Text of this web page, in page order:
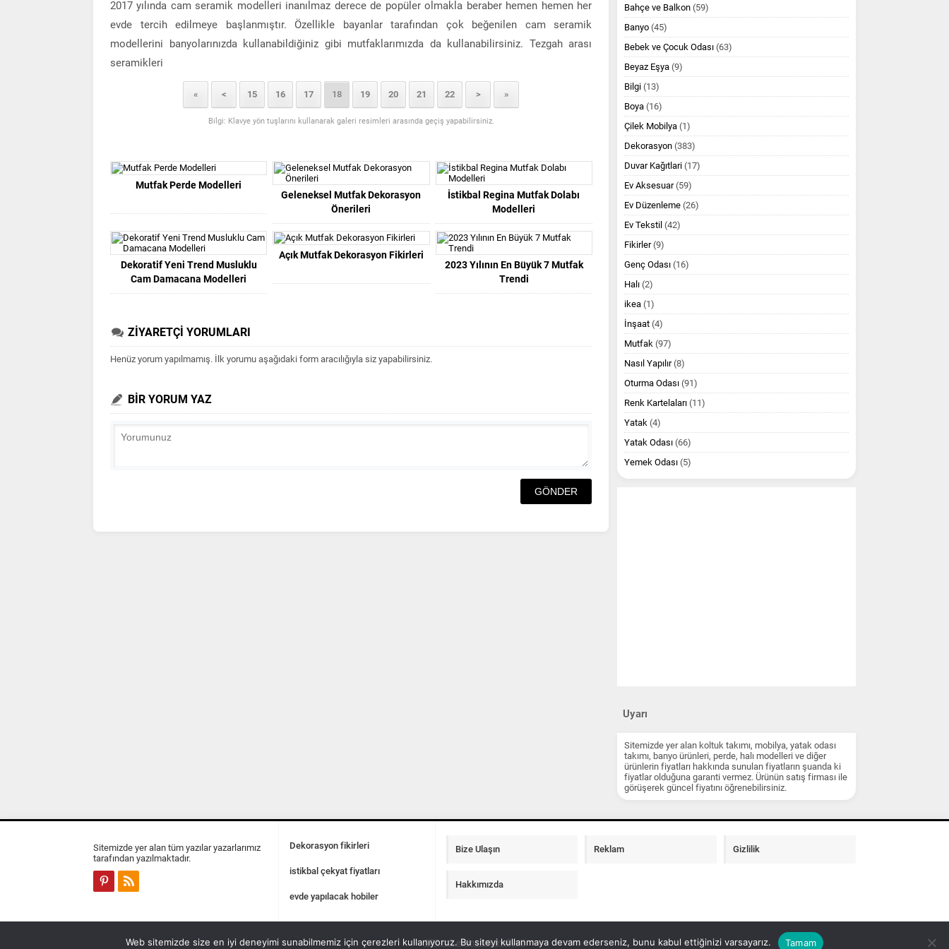
2017 yılında cam seramik modelleri inanılmaz derece de popüler olmakla beraber hemen hemen her
evde tercih edilmeye başlanmıştır. Özellikle bayanlar tarafından çok beğenilen cam seramik
modellerini banyolarınızda kullanabildiğiniz gibi mutfaklarımızda da kullanabilirsiniz. Tezgah arası
seramikleri
« < 15 16 17 18 19 20 21 22 > »
Bilgi: Klavye yön tuşlarını kullanarak galeri resimleri arasında geçiş yapabilirsiniz.
Mutfak Perde Modelleri
Geleneksel Mutfak Dekorasyon
Önerileri
İstikbal Regina Mutfak Dolabı
Modelleri
Dekoratif Yeni Trend Musluklu
Cam Damacana Modelleri
Açık Mutfak Dekorasyon Fikirleri
2023 Yılının En Büyük 7 Mutfak
Trendi
ZİYARETÇİ YORUMLARI
Henüz yorum yapılmamış. İlk yorumu aşağıdaki form aracılığıyla siz yapabilirsiniz.
BİR YORUM YAZ
Bahçe ve Balkon (59)
Banyo (45)
Bebek ve Çocuk Odası (63)
Beyaz Eşya (9)
Bilgi (13)
Boya (16)
Çilek Mobilya (1)
Dekorasyon (383)
Duvar Kağıtlari (17)
Ev Aksesuar(59)
Ev Düzenleme (26)
Ev Tekstil (42)
Fikirler(9)
Genç Odası (16)
Halı (2)
ikea (1)
İnşaat (4)
Mutfak (97)
Nasıl Yapılır(8)
Oturma Odası (91)
Renk Kartelaları (11)
Yatak (4)
Yatak Odası (66)
Yemek Odası (5)
Uyarı
Sitemizde yer alan koltuk takımı, mobilya, yatak odası
takımı, banyo ürünleri, perde, halı modelleri ve diğer
ürünlerin fiyatları hakkında sunulan fiyatların şuanda ki
fiyatlar olduğuna garanti vermez. Ürünün satış firması ile
görüşerek güncel fiyatını öğrenebilirsiniz.
Sitemizde yer alan tüm yazılar yazarlarımız
tarafından yazılmaktadır.
Dekorasyon fikirleri
istikbal çekyat fiyatları
evde yapılacak hobiler
Bize Ulaşın Reklam Gizlilik
Hakkımızda
100 m2 ev insaat maliyeti
Web sitemizde size en iyi deneyimi sunabilmemiz için çerezleri kullanıyoruz. Bu siteyi kullanmaya devam ederseniz, bunu kabul ettiğinizi varsayarız. Tamam